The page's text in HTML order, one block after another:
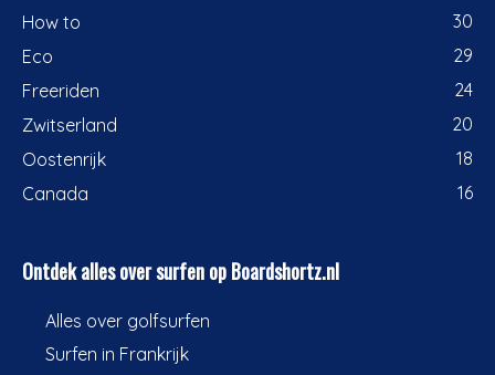
How to
30
Eco
29
Freeriden
24
Zwitserland
20
Oostenrijk
18
Canada
16
Ontdek alles over surfen op Boardshortz.nl
Alles over golfsurfen
Surfen in Frankrijk